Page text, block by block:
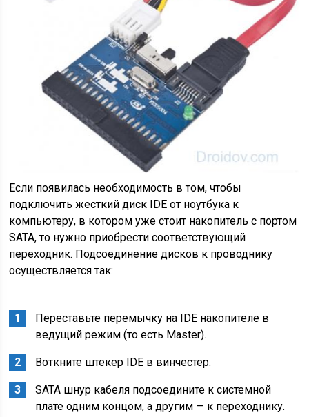
Если появилась необходимость в том, чтобы
подключить жесткий диск IDE от ноутбука к
компьютеру, в котором уже стоит накопитель с портом
SATA, то нужно приобрести соответствующий
переходник. Подсоединение дисков к проводнику
осуществляется так:
Переставьте перемычку на IDE накопителе в
ведущий режим (то есть Master).
Воткните штекер IDE в винчестер.
SATA шнур кабеля подсоедините к системной
плате одним концом, а другим — к переходнику.